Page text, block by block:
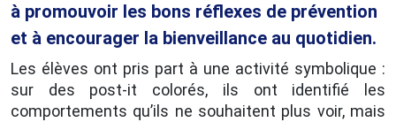
à promouvoir les bons réflexes de prévention
et à encourager la bienveillance au quotidien.
Les élèves ont pris part à une activité symbolique :
sur des post-it colorés, ils ont identifié les
comportements qu’ils ne souhaitent plus voir, mais